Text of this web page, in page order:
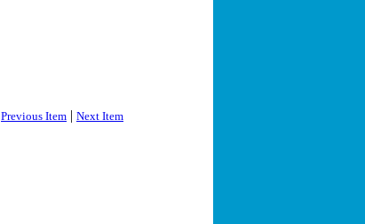
Previous Item | Next Item